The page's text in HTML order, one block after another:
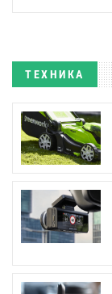
ТЕХНИКА